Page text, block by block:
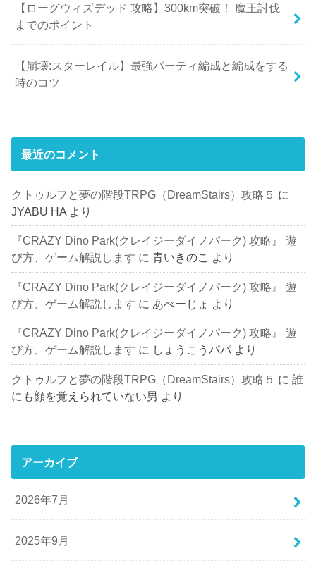
【ローグウィズデッド 攻略】300km突破！ 魔王討伐
までのポイント
【崩壊:スターレイル】最強パーティ編成と編成をする
時のコツ
最近のコメント
クトゥルフと夢の階段TRPG（DreamStairs）攻略５ に
JYABU HA より
『CRAZY Dino Park(クレイジーダイノパーク) 攻略』 遊
び方、ゲーム解説します に青いきのこ より
『CRAZY Dino Park(クレイジーダイノパーク) 攻略』 遊
び方、ゲーム解説します に あべーじょ より
『CRAZY Dino Park(クレイジーダイノパーク) 攻略』 遊
び方、ゲーム解説します に しょうこうパパ より
クトゥルフと夢の階段TRPG（DreamStairs）攻略５ に誰
にも顔を覚えられていない男 より
アーカイブ
2026年7月
2025年9月